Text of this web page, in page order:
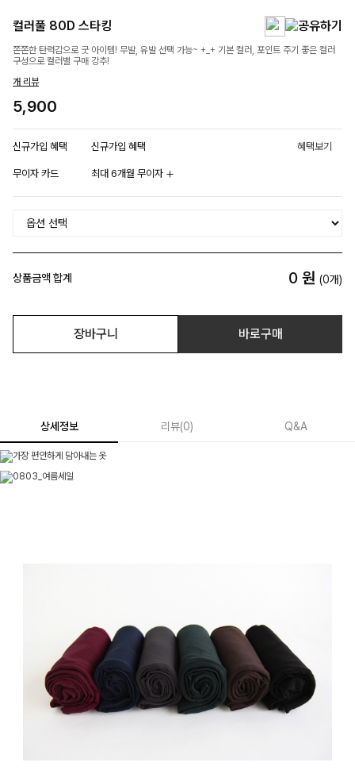
컬러풀 80D 스타킹
쫀쫀한 탄력감으로 굿 아이템! 무발, 유발 선택 가능~ +_+ 기본 컬러, 포인트 주기 좋은 컬러
구성으로 컬러별 구매 강추!
개 리뷰
5,900
신규가입 혜택 신규가입 혜택 혜택보기
무이자 카드 최대 6개월 무이자
상품금액 합계 0 원 (0개)
장바구니 바로구매
상세정보 리뷰(0) Q&A